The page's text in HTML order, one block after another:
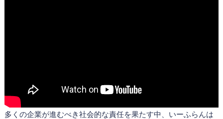
多くの企業が進むべき社会的な責任を果たす中、いーふらんは